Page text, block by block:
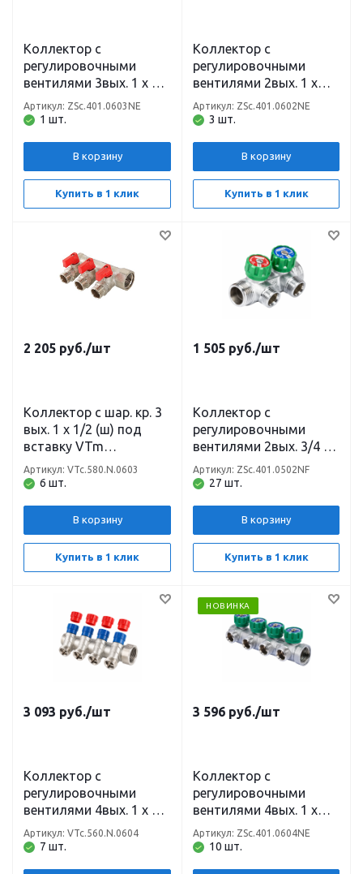
Коллектор с
регулировочными
вентилями 3вых. 1 х 3/4
Евроконус (на
подающий
1 шт.
Артикул: ZSc.401.0603NE
В корзину
Купить в 1 клик
Коллектор с
регулировочными
вентилями 2вых. 1 х
3/4 Евроконус (на
подающий
3 шт.
Артикул: ZSc.401.0602NE
В корзину
Купить в 1 клик
2 205 руб./шт
Коллектор с шар. кр. 3
вых. 1 х 1/2 (ш) под
вставку VTm
VTc.580.N.0603 Valtec
6 шт.
Артикул: VTc.580.N.0603
В корзину
Купить в 1 клик
1 505 руб./шт
Коллектор с
регулировочными
вентилями 2вых. 3/4 х
1/2 (на подающий
трубопровод) ZEISSLER
27 шт.
Артикул: ZSc.401.0502NF
В корзину
Купить в 1 клик
3 093 руб./шт
Коллектор с
регулировочными
вентилями 4вых. 1 х 1/2
(ш) VTm VTc.560.N.0604
Valtec
7 шт.
Артикул: VTc.560.N.0604
НОВИНКА
3 596 руб./шт
Коллектор с
регулировочными
вентилями 4вых. 1 х
3/4 Евроконус (на
подающий
10 шт.
Артикул: ZSc.401.0604NE